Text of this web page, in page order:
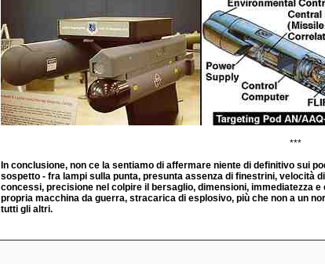
***
In conclusione, non ce la sentiamo di affermare niente di definitivo sui
sospetto - fra lampi sulla punta, presunta assenza di finestrini, velocità
concessi, precisione nel colpire il bersaglio, dimensioni, immediatezza
propria macchina da guerra, stracarica di esplosivo, più che non a un
tutti gli altri.